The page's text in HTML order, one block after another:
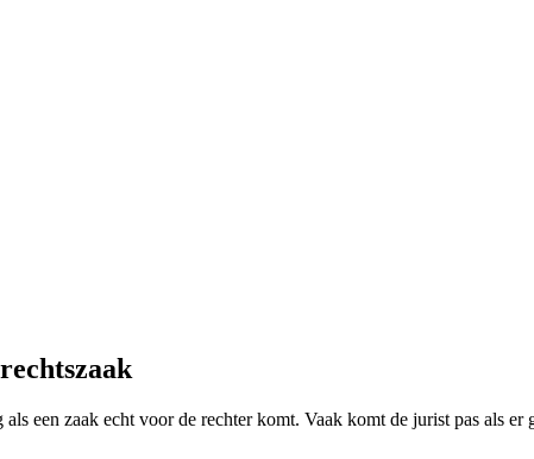
een zaak echt voor de rechter komt. Vaak komt de jurist pas als er